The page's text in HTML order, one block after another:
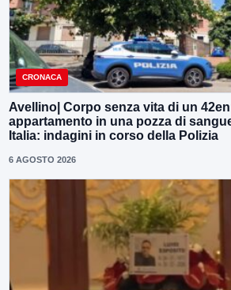
CRONACA
Avellino| Corpo senza vita di un
appartamento in una pozza di
Italia: indagini in corso della Polizia
6 AGOSTO 2026